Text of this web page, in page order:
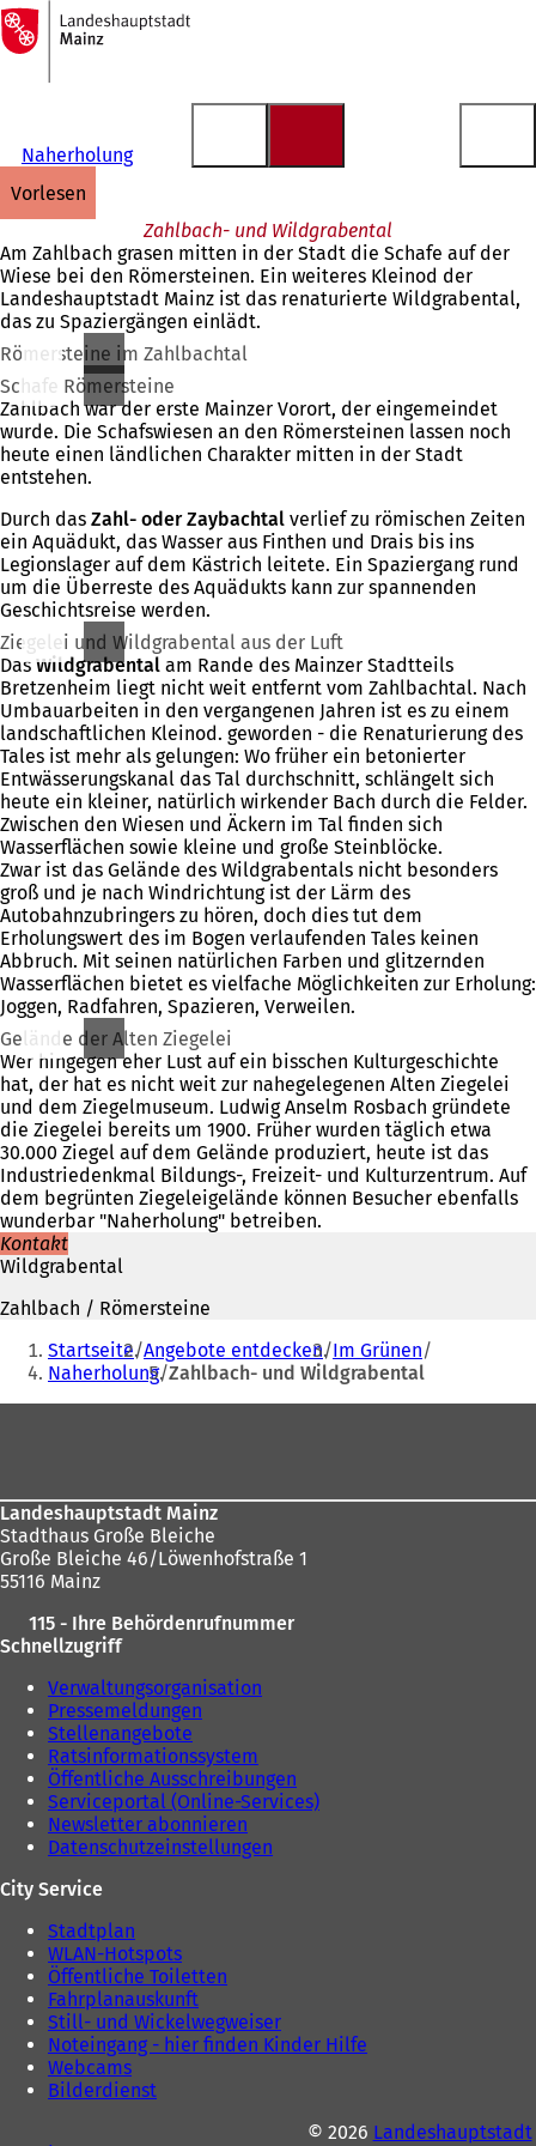
Inhalt anspringen
Zur
Startseite
Naherholung
vorlesen
Zahlbach- und Wildgrabental
Am Zahlbach grasen mitten in der Stadt die Schafe auf der
Wiese bei den Römersteinen. Ein weiteres Kleinod der
Landeshauptstadt Mainz ist das renaturierte Wildgrabental,
das zu Spaziergängen einlädt.
Römersteine im Zahlbachtal
Schafe Römersteine
Zahlbach war der erste Mainzer Vorort, der eingemeindet
wurde. Die Schafswiesen an den Römersteinen lassen noch
heute einen ländlichen Charakter mitten in der Stadt
entstehen.
Durch das Zahl- oder Zaybachtal verlief zu römischen Zeiten
ein Aquädukt, das Wasser aus Finthen und Drais bis ins
Legionslager auf dem Kästrich leitete. Ein Spaziergang rund
um die Überreste des Aquädukts kann zur spannenden
Geschichtsreise werden.
Ziegelei und Wildgrabental aus der Luft
Das Wildgrabental am Rande des Mainzer Stadtteils
Bretzenheim liegt nicht weit entfernt vom Zahlbachtal. Nach
Umbauarbeiten in den vergangenen Jahren ist es zu einem
landschaftlichen Kleinod. geworden - die Renaturierung des
Tales ist mehr als gelungen: Wo früher ein betonierter
Entwässerungskanal das Tal durchschnitt, schlängelt sich
heute ein kleiner, natürlich wirkender Bach durch die Felder.
Zwischen den Wiesen und Äckern im Tal finden sich
Wasserflächen sowie kleine und große Steinblöcke.
Zwar ist das Gelände des Wildgrabentals nicht besonders
groß und je nach Windrichtung ist der Lärm des
Autobahnzubringers zu hören, doch dies tut dem
Erholungswert des im Bogen verlaufenden Tales keinen
Abbruch. Mit seinen natürlichen Farben und glitzernden
Wasserflächen bietet es vielfache Möglichkeiten zur Erholung:
Joggen, Radfahren, Spazieren, Verweilen.
Gelände der Alten Ziegelei
Wer hingegen eher Lust auf ein bisschen Kulturgeschichte
hat, der hat es nicht weit zur nahegelegenen Alten Ziegelei
und dem Ziegelmuseum. Ludwig Anselm Rosbach gründete
die Ziegelei bereits um 1900. Früher wurden täglich etwa
30.000 Ziegel auf dem Gelände produziert, heute ist das
Industriedenkmal Bildungs-, Freizeit- und Kulturzentrum. Auf
dem begrünten Ziegeleigelände können Besucher ebenfalls
wunderbar "Naherholung" betreiben.
Kontakt
Wildgrabental
Zahlbach / Römersteine
Sie
befinden
sich
Startseite Angebote entdecken Im Grünen
Naherholung Zahlbach- und Wildgrabental
Landeshauptstadt Mainz
Stadthaus Große Bleiche
Große Bleiche 46/Löwenhofstraße 1
55116 Mainz
115 - Ihre Behördenrufnummer
Schnellzugriff
Verwaltungsorganisation
Pressemeldungen
Stellenangebote
Ratsinformationssystem
Öffentliche Ausschreibungen
Serviceportal (Online-Services)
Newsletter abonnieren
Datenschutzeinstellungen
City Service
Stadtplan
WLAN-Hotspots
Öffentliche Toiletten
Fahrplanauskunft
Still- und Wickelwegweiser
Noteingang - hier finden Kinder Hilfe
Webcams
Bilderdienst
© 2026 Landeshauptstadt